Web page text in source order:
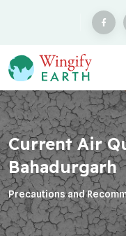
Current Air
Bahadurgarh
Precautions and